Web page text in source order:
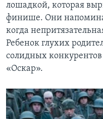
лошадкой, которая
финише. Они
когда
Ребенок глухих
солидных
«Оскар».